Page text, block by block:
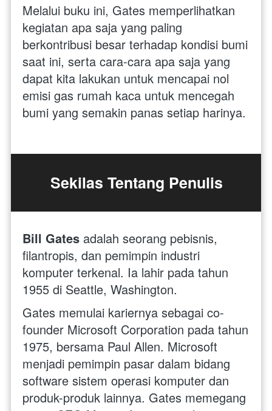
Melalui buku ini, Gates memperlihatkan
kegiatan apa saja yang paling
berkontribusi besar terhadap kondisi bumi
saat ini, serta cara-cara apa saja yang
dapat kita lakukan untuk mencapai nol
emisi gas rumah kaca untuk mencegah
bumi yang semakin panas setiap harinya.
Sekilas Tentang Penulis
Bill Gates adalah seorang pebisnis,
filantropis, dan pemimpin industri
komputer terkenal. Ia lahir pada tahun
1955 di Seattle, Washington.
Gates memulai kariernya sebagai co-
founder Microsoft Corporation pada tahun
1975, bersama Paul Allen. Microsoft
menjadi pemimpin pasar dalam bidang
software sistem operasi komputer dan
produk-produk lainnya. Gates memegang